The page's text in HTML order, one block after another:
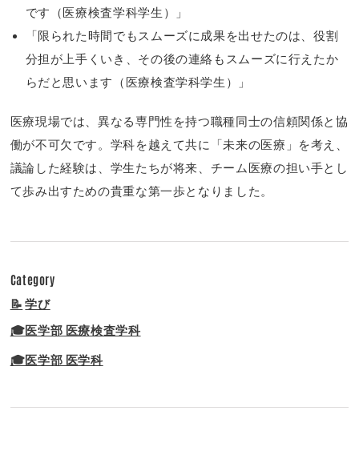
です（医療検査学科学生）」
「限られた時間でもスムーズに成果を出せたのは、役割
分担が上手くいき、その後の連絡もスムーズに行えたか
らだと思います（医療検査学科学生）」
医療現場では、異なる専門性を持つ職種同士の信頼関係と協
働が不可欠です。学科を越えて共に「未来の医療」を考え、
議論した経験は、学生たちが将来、チーム医療の担い手とし
て歩み出すための貴重な第一歩となりました。
Category
📝 学び
🎓医学部 医療検査学科
🎓医学部 医学科